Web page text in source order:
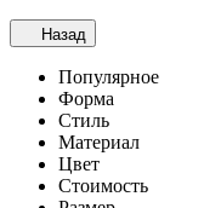
Назад
Популярное
Форма
Стиль
Материал
Цвет
Стоимость